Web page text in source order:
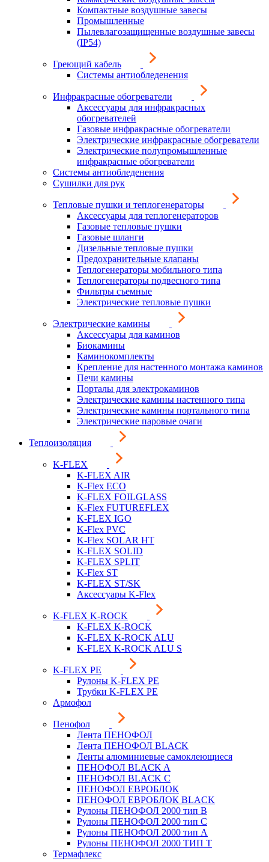
Компактные воздушные завесы
Промышленные
Пылевлагозащищенные воздушные завесы
(IP54)
Греющий кабель
Системы антиобледенения
Инфракрасные обогреватели
Аксессуары для инфракрасных
обогревателей
Газовые инфракрасные обогреватели
Электрические инфракрасные обогреватели
Электрические полупромышленные
инфракрасные обогреватели
Системы антиобледенения
Сушилки для рук
Тепловые пушки и теплогенераторы
Аксессуары для теплогенераторов
Газовые тепловые пушки
Газовые шланги
Дизельные тепловые пушки
Предохранительные клапаны
Теплогенераторы мобильного типа
Теплогенераторы подвесного типа
Фильтры съемные
Электрические тепловые пушки
Электрические камины
Аксессуары для каминов
Биокамины
Каминокомплекты
Крепление для настенного монтажа каминов
Печи камины
Порталы для электрокаминов
Электрические камины настенного типа
Электрические камины портального типа
Электрические паровые очаги
Теплоизоляция
K-FLEX
K-FLEX AIR
K-Flex ECO
K-FLEX FOILGLASS
K-Flex FUTUREFLEX
K-FLEX IGO
K-Flex PVC
K-Flex SOLAR HT
K-FLEX SOLID
K-FLEX SPLIT
K-Flex ST
K-FLEX ST/SK
Аксессуары K-Flex
K-FLEX K-ROCK
K-FLEX K-ROCK
K-FLEX K-ROCK ALU
K-FLEX K-ROCK ALU S
K-FLEX PE
Рулоны K-FLEX PE
Трубки K-FLEX PE
Армофол
Пенофол
Лента ПЕНОФОЛ
Лента ПЕНОФОЛ BLACK
Ленты алюминиевые самоклеющиеся
ПЕНОФОЛ BLACK A
ПЕНОФОЛ BLACK С
ПЕНОФОЛ ЕВРОБЛОК
ПЕНОФОЛ ЕВРОБЛОК BLACK
Рулоны ПЕНОФОЛ 2000 тип B
Рулоны ПЕНОФОЛ 2000 тип C
Рулоны ПЕНОФОЛ 2000 тип А
Рулоны ПЕНОФОЛ 2000 ТИП Т
Термафлекс